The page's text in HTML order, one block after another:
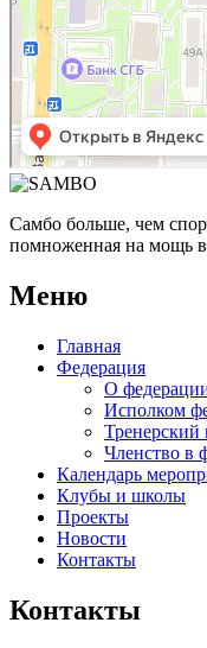
Самбо больше, чем
помноженная на мощь
Меню
Главная
Федерация
О
Исполком
Тренерский
Членство в
Календарь
Клубы и школы
Проекты
Новости
Контакты
Контакты